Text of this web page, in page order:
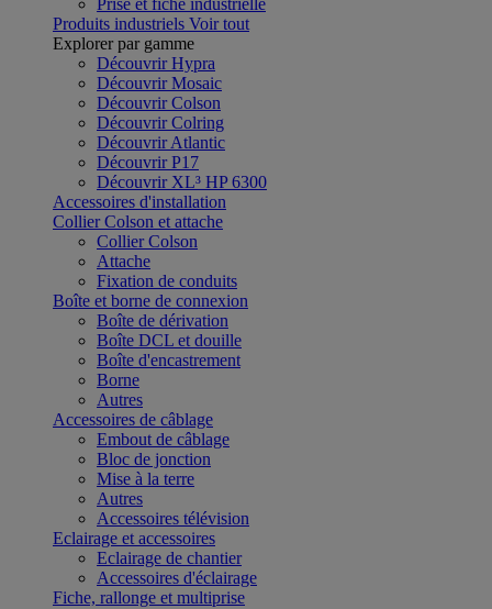
Prise et fiche industrielle
Produits industriels Voir tout
Explorer par gamme
Découvrir Hypra
Découvrir Mosaic
Découvrir Colson
Découvrir Colring
Découvrir Atlantic
Découvrir P17
Découvrir XL³ HP 6300
Accessoires d'installation
Collier Colson et attache
Collier Colson
Attache
Fixation de conduits
Boîte et borne de connexion
Boîte de dérivation
Boîte DCL et douille
Boîte d'encastrement
Borne
Autres
Accessoires de câblage
Embout de câblage
Bloc de jonction
Mise à la terre
Autres
Accessoires télévision
Eclairage et accessoires
Eclairage de chantier
Accessoires d'éclairage
Fiche, rallonge et multiprise